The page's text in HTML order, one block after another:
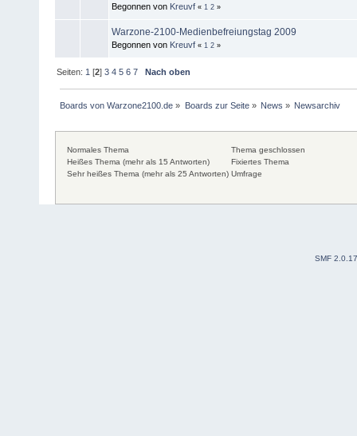
Begonnen von Kreuvf « 1 2 »
Warzone-2100-Medienbefreiungstag 2009
Begonnen von Kreuvf « 1 2 »
Seiten: 1 [2]3 4 5 6 7 Nach oben
Boards von Warzone2100.de » Boards zur Seite» News » Newsarchiv
Normales Thema
Heißes Thema (mehr als 15 Antworten)
Sehr heißes Thema (mehr als 25 Antworten)
Thema geschlossen
Fixiertes Thema
Umfrage
SMF 2.0.17